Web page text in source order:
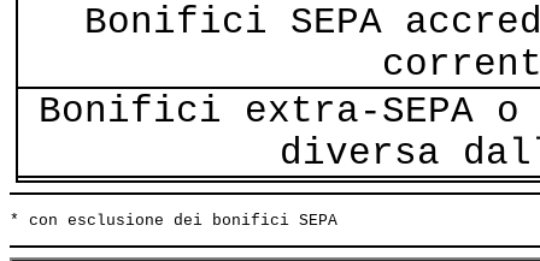
Bonifici SEPA
Bonifici extra-SEPA
diversa